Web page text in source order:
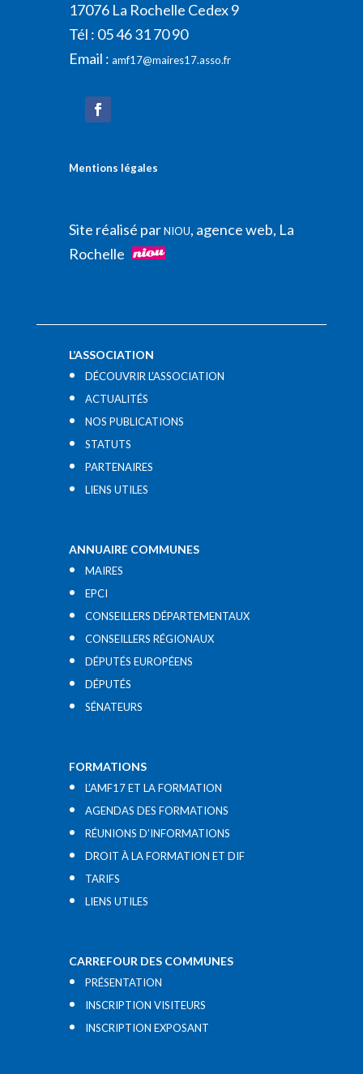
17076 La Rochelle Cedex 9
Tél : 05 46 31 70 90
Email : amf17@maires17.asso.fr
Mentions légales
Site réalisé parNIOU, agence web, La
Rochelle
L’ASSOCIATION
DÉCOUVRIR L’ASSOCIATION
ACTUALITÉS
NOS PUBLICATIONS
STATUTS
PARTENAIRES
LIENS UTILES​
ANNUAIRE COMMUNES
MAIRES
EPCI
CONSEILLERS DÉPARTEMENTAUX
CONSEILLERS RÉGIONAUX
DÉPUTÉS EUROPÉENS
DÉPUTÉS
SÉNATEURS
FORMATIONS
L’AMF17 ET LA FORMATION
AGENDAS DES FORMATIONS
RÉUNIONS D’INFORMATIONS
DROIT À LA FORMATION ET DIF
TARIFS
LIENS UTILES​
CARREFOUR DES COMMUNES
PRÉSENTATION
INSCRIPTION VISITEURS
INSCRIPTION EXPOSANT